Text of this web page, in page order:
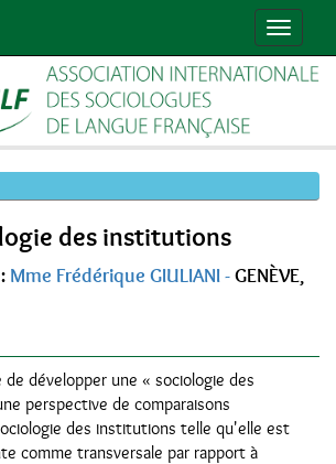
Toggle
des institutions
Mme Frédérique GIULIANI -GENÈVE,
de développer une « sociologie des
perspective de comparaisons
des institutions telle qu'elle est
comme transversale par rapport à